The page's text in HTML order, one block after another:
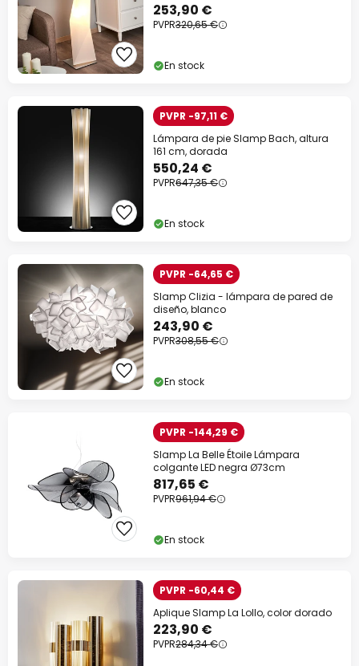
253,90 €
PVPR320,65 €
En stock
PVPR -97,11 €
Lámpara de pie Slamp Bach, altura
161 cm, dorada
550,24 €
PVPR647,35 €
En stock
PVPR -64,65 €
Slamp Clizia - lámpara de pared de
diseño, blanco
243,90 €
PVPR308,55 €
En stock
PVPR -144,29 €
Slamp La Belle Étoile Lámpara
colgante LED negra Ø73cm
817,65 €
PVPR961,94 €
En stock
PVPR -60,44 €
Aplique Slamp La Lollo, color dorado
223,90 €
PVPR284,34 €